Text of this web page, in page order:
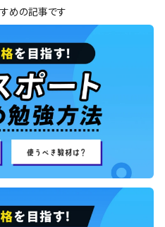
めの記事です